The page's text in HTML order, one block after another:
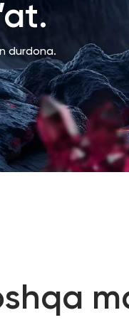
durdona.